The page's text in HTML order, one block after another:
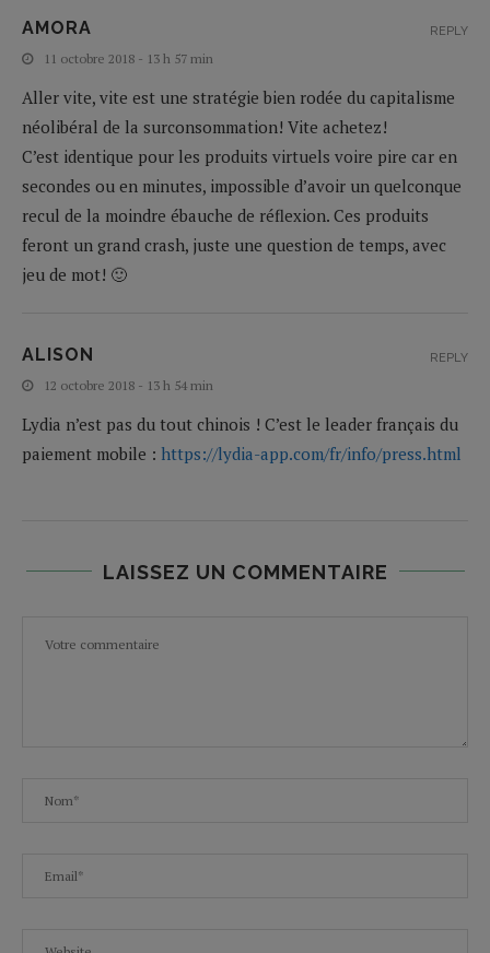
AMORA
11 octobre 2018 - 13 h 57 min
Aller vite, vite est une stratégie bien rodée du capitalisme
néolibéral de la surconsommation! Vite achetez!
C’est identique pour les produits virtuels voire pire car en
secondes ou en minutes, impossible d’avoir un quelconque
recul de la moindre ébauche de réflexion. Ces produits
feront un grand crash, juste une question de temps, avec
jeu de mot! 🙂
REPLY
ALISON
12 octobre 2018 - 13 h 54 min
Lydia n’est pas du tout chinois ! C’est le leader français du
paiement mobile : https://lydia-app.com/fr/info/press.html
REPLY
LAISSEZ UN COMMENTAIRE